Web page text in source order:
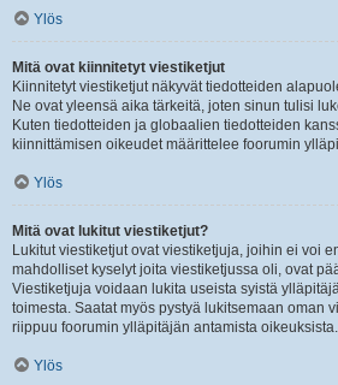
Ylös
Mitä ovat kiinnitetyt viestiketjut
Kiinnitetyt viestiketjut näkyvät tiedotteiden
Ne ovat yleensä aika tärkeitä, joten sinun tulisi
Kuten tiedotteiden ja globaalien tiedotteiden
kiinnittämisen oikeudet määrittelee foorumin
Ylös
Mitä ovat lukitut viestiketjut?
Lukitut viestiketjut ovat viestiketjuja, joihin ei voi
mahdolliset kyselyt joita viestiketjussa oli, ovat
Viestiketjuja voidaan lukita useista syistä
toimesta. Saatat myös pystyä lukitsemaan oman
riippuu foorumin ylläpitäjän antamista oikeuksista.
Ylös